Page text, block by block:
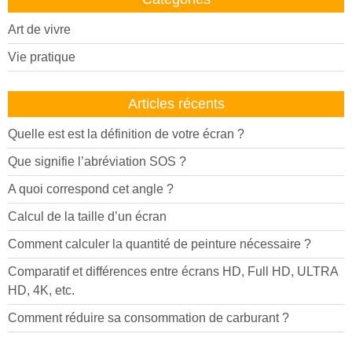
Art de vivre
Vie pratique
Articles récents
Quelle est est la définition de votre écran ?
Que signifie l’abréviation SOS ?
A quoi correspond cet angle ?
Calcul de la taille d’un écran
Comment calculer la quantité de peinture nécessaire ?
Comparatif et différences entre écrans HD, Full HD, ULTRA
HD, 4K, etc.
Comment réduire sa consommation de carburant ?